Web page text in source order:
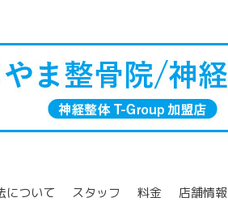
について スタッフ 料金 店舗情報